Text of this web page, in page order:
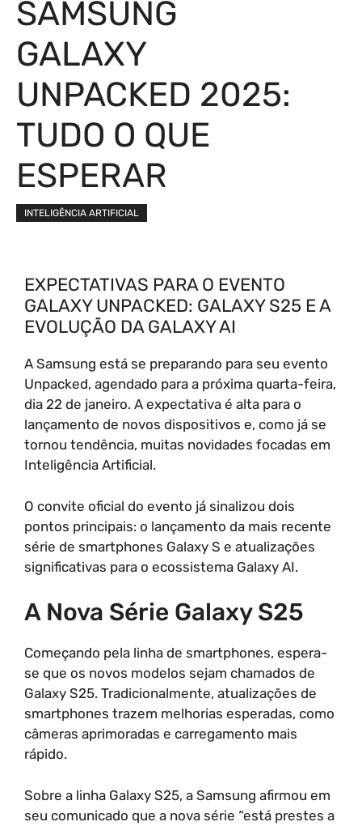
SAMSUNG
GALAXY
UNPACKED 2025:
TUDO O QUE
ESPERAR
INTELIGÊNCIA ARTIFICIAL
EXPECTATIVAS PARA O EVENTO
GALAXY UNPACKED: GALAXY S25 E A
EVOLUÇÃO DA GALAXY AI
A Samsung está se preparando para seu evento
Unpacked, agendado para a próxima quarta-feira,
dia 22 de janeiro. A expectativa é alta para o
lançamento de novos dispositivos e, como já se
tornou tendência, muitas novidades focadas em
Inteligência Artificial.
O convite oficial do evento já sinalizou dois
pontos principais: o lançamento da mais recente
série de smartphones Galaxy S e atualizações
significativas para o ecossistema Galaxy AI.
A Nova Série Galaxy S25
Começando pela linha de smartphones, espera-
se que os novos modelos sejam chamados de
Galaxy S25. Tradicionalmente, atualizações de
smartphones trazem melhorias esperadas, como
câmeras aprimoradas e carregamento mais
rápido.
Sobre a linha Galaxy S25, a Samsung afirmou em
seu comunicado que a nova série “está prestes a